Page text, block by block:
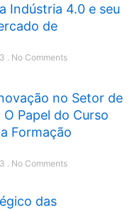
Indústria 4.0 e seu
de
No Comments
no Setor de
Papel do Curso
Formação
No Comments
das